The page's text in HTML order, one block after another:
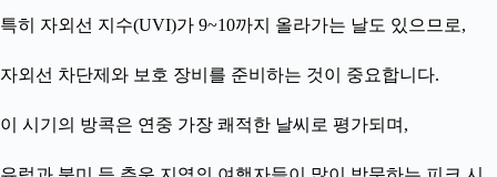
특히 자외선 지수(UVI)가 9~10까지 올라가는 날도 있으므로,
자외선 차단제와 보호 장비를 준비하는 것이 중요합니다.
이 시기의 방콕은 연중 가장 쾌적한 날씨로 평가되며,